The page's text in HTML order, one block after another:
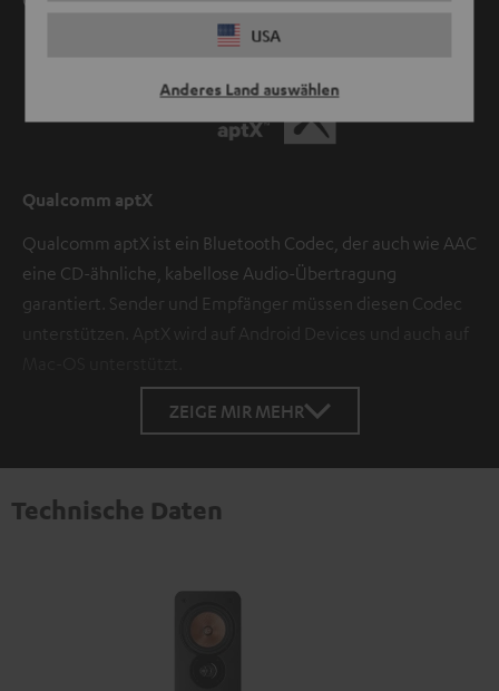
USA
Anderes Land auswählen
Qualcomm aptX
Qualcomm aptX ist ein Bluetooth Codec, der auch wie AAC
eine CD-ähnliche, kabellose Audio-Übertragung
garantiert. Sender und Empfänger müssen diesen Codec
unterstützen. AptX wird auf Android Devices und auch auf
ZEIGE MIR MEHR
Technische Daten